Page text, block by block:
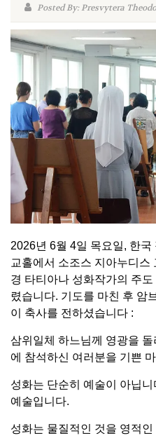
Posted By: Presvytera
2026년 6월 4일 목요일, 한
교홀에서 소조스 지아누디스
경 타티아나 성화작가의 주
렸습니다. 기도를 마친 후 암
이 축사를 전하셨습니다 :
삼위일체 하느님께 영광을
에 참석하신 여러분을 기쁜
성화는 단순히 예술이 아닙
예술입니다.
성화는 물질적인 것을 영적